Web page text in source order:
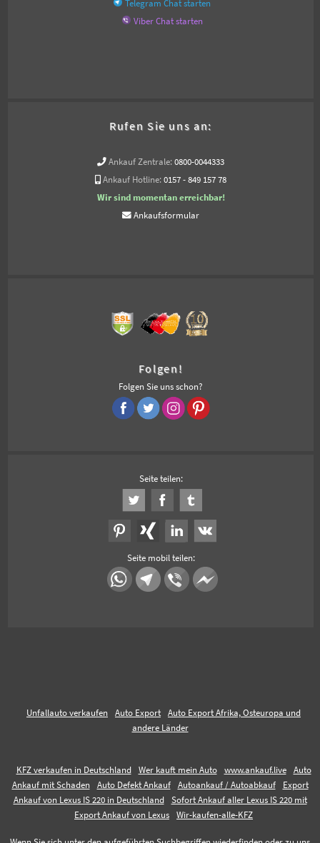
Telegram Chat starten
Viber Chat starten
Rufen Sie uns an:
Ankauf Zentrale: 0800-0044333
Ankauf Hotline: 0157 - 849 157 78
Wir sind momentan erreichbar!
Ankaufsformular
Folgen!
Folgen Sie uns schon?
Seite teilen:
Seite mobil teilen:
Unfallauto verkaufen Auto Export
Auto Export Afrika, Osteuropa und
andere Länder
KFZ verkaufen in Deutschland Wer kauft mein Auto www.ankauf.live
Auto
Ankauf mit Schaden
Auto Defekt Ankauf Autoankauf / Autoabkauf
Export
Ankauf von Lexus IS 220 in Deutschland
Sofort Ankauf aller Lexus IS 220 mit
Export Ankauf von Lexus
Wir-kaufen-alle-KFZ